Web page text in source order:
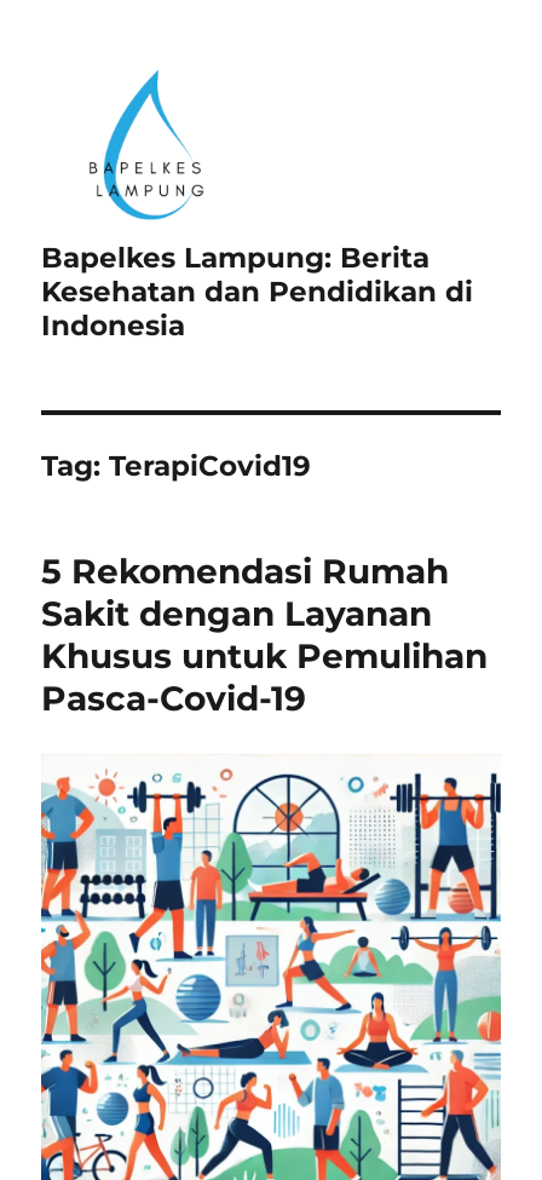
Bapelkes Lampung: Berita
Kesehatan dan Pendidikan di
Indonesia
Tag:TerapiCovid19
5 Rekomendasi Rumah
Sakit dengan Layanan
Khusus untuk Pemulihan
Pasca-Covid-19